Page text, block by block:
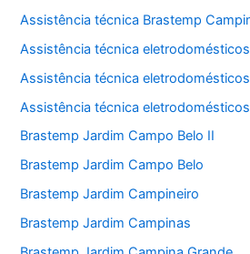
Assistência técnica Brastemp
Assistência técnica
Assistência técnica eletrodomésticos
Assistência técnica
Brastemp Jardim Campo Belo II
Brastemp Jardim Campo Belo
Brastemp Jardim Campineiro
Brastemp Jardim Campinas